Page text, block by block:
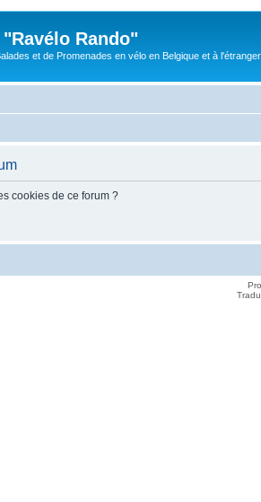
"Ravélo Rando"
et de Promenades en vélo en Belgique et à l'étranger.
cookies de ce forum ?